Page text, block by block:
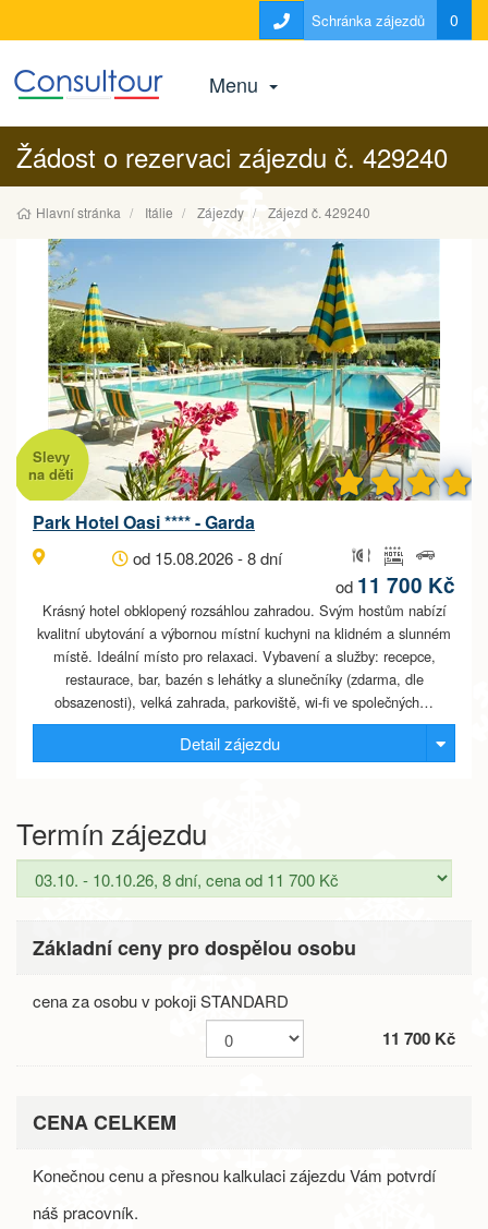
Schránka zájezdů 0
Menu
Žádost o rezervaci zájezdu č. 429240
Hlavní stránka Itálie Zájezdy Zájezd č. 429240
Slevy
na děti
Park Hotel Oasi **** - Garda
od 15.08.2026 - 8 dní
od 11 700 Kč
Krásný hotel obklopený rozsáhlou zahradou. Svým hostům nabízí
kvalitní ubytování a výbornou místní kuchyni na klidném a slunném
místě. Ideální místo pro relaxaci. Vybavení a služby: recepce,
restaurace, bar, bazén s lehátky a slunečníky (zdarma, dle
obsazenosti), velká zahrada, parkoviště, wi-fi ve společných…
Detail zájezdu
Termín zájezdu
Základní ceny pro dospělou osobu
cena za osobu v pokoji STANDARD
11 700 Kč
CENA CELKEM
Konečnou cenu a přesnou kalkulaci zájezdu Vám potvrdí
náš pracovník.